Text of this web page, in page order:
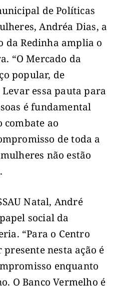
de Políticas
Andréa Dias, a
da Redinha amplia o
“O Mercado da
popular, de
essa pauta para
é fundamental
ao
de toda a
não estão
Natal, André
social da
“Para o Centro
nesta ação é
enquanto
O Banco Vermelho é